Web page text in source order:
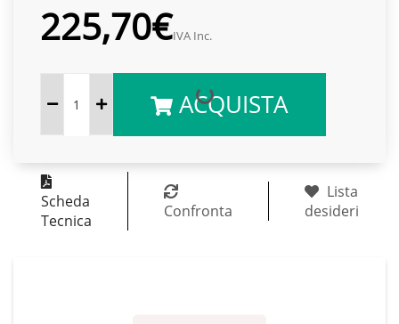
225,70€IVA Inc.
ACQUISTA
Scheda
Tecnica
Confronta
Lista
desideri